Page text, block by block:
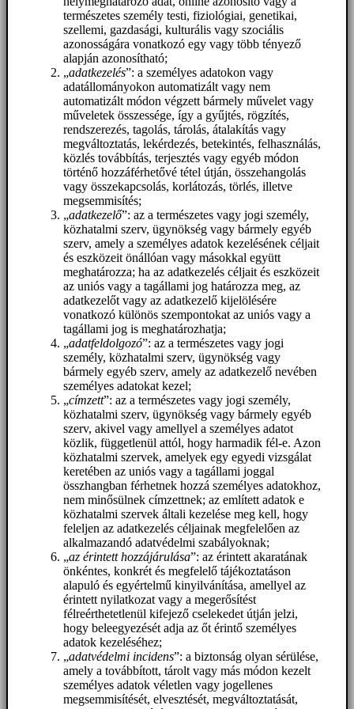
természetes személy testi, fiziológiai, genetikai,
szellemi, gazdasági, kulturális vagy szociális
azonosságára vonatkozó egy vagy több tényező
alapján azonosítható;
„adatkezelés”: a személyes adatokon vagy
adatállományokon automatizált vagy nem
automatizált módon végzett bármely művelet vagy
műveletek összessége, így a gyűjtés, rögzítés,
rendszerezés, tagolás, tárolás, átalakítás vagy
megváltoztatás, lekérdezés, betekintés, felhasználás,
közlés továbbítás, terjesztés vagy egyéb módon
történő hozzáférhetővé tétel útján, összehangolás
vagy összekapcsolás, korlátozás, törlés, illetve
megsemmisítés;
„adatkezelő”: az a természetes vagy jogi személy,
közhatalmi szerv, ügynökség vagy bármely egyéb
szerv, amely a személyes adatok kezelésének céljait
és eszközeit önállóan vagy másokkal együtt
meghatározza; ha az adatkezelés céljait és eszközeit
az uniós vagy a tagállami jog határozza meg, az
adatkezelőt vagy az adatkezelő kijelölésére
vonatkozó különös szempontokat az uniós vagy a
tagállami jog is meghatározhatja;
„adatfeldolgozó”: az a természetes vagy jogi
személy, közhatalmi szerv, ügynökség vagy
bármely egyéb szerv, amely az adatkezelő nevében
személyes adatokat kezel;
„címzett”: az a természetes vagy jogi személy,
közhatalmi szerv, ügynökség vagy bármely egyéb
szerv, akivel vagy amellyel a személyes adatot
közlik, függetlenül attól, hogy harmadik fél-e. Azon
közhatalmi szervek, amelyek egy egyedi vizsgálat
keretében az uniós vagy a tagállami joggal
összhangban férhetnek hozzá személyes adatokhoz,
nem minősülnek címzettnek; az említett adatok e
közhatalmi szervek általi kezelése meg kell, hogy
feleljen az adatkezelés céljainak megfelelően az
alkalmazandó adatvédelmi szabályoknak;
„az érintett hozzájárulása”: az érintett akaratának
önkéntes, konkrét és megfelelő tájékoztatáson
alapuló és egyértelmű kinyilvánítása, amellyel az
érintett nyilatkozat vagy a megerősítést
félreérthetetlenül kifejező cselekedet útján jelzi,
hogy beleegyezését adja az őt érintő személyes
adatok kezeléséhez;
„adatvédelmi incidens”: a biztonság olyan sérülése,
amely a továbbított, tárolt vagy más módon kezelt
személyes adatok véletlen vagy jogellenes
megsemmisítését, elvesztését, megváltoztatását,